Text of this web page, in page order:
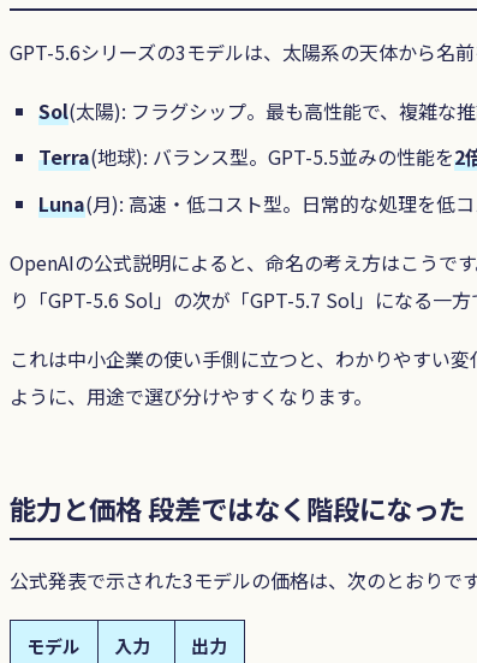
GPT-5.6シリーズの3モデルは、太陽系の天体から名前
Sol(太陽): フラグシップ。最も高性能で、複雑な
Terra(地球): バランス型。GPT-5.5並みの性能を2
Luna(月): 高速・低コスト型。日常的な処理を低
OpenAIの公式説明によると、命名の考え方はこうで
り「GPT-5.6 Sol」の次が「GPT-5.7 Sol」になる一
これは中小企業の使い手側に立つと、わかりやすい
ように、用途で選び分けやすくなります。
能力と価格 段差ではなく階段になった
公式発表で示された3モデルの価格は、次のとおりで
モデル 入力 出力